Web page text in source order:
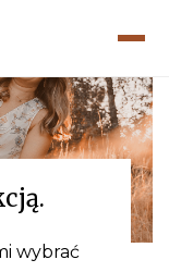
wybrać